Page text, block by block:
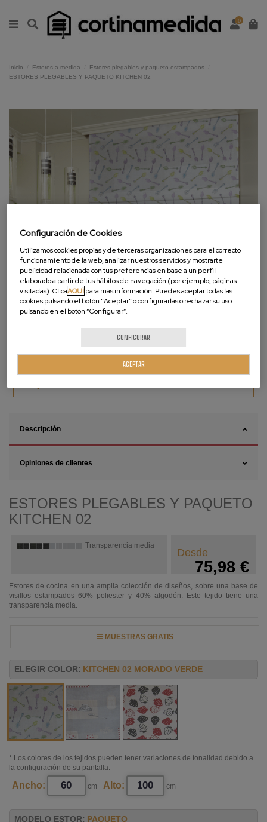
0
Inicio Estores a medida
Estores plegables y paqueto estampados
ESTORES PLEGABLES Y PAQUETO KITCHEN 02
CÓMO INSTALAR CÓMO MEDIR
Descripción
Opiniones de clientes
ESTORES PLEGABLES Y PAQUETO
KITCHEN 02
Transparencia media
Desde
75,98 €
Estores de cocina en una amplia colección de diseños, sobre una base de
visillos estampados 60% poliester y 40% algodón. Este tejido tiene una
transparencia media.
MUESTRAS GRATIS
ELEGIR COLOR: KITCHEN 02 MORADO VERDE
* Los colores de los tejidos pueden tener variaciones de tonalidad debido a
la configuración de su pantalla.
Ancho: cm Alto: cm
MODELO ESTOR: PAQUETO
Configuración de Cookies
Utilizamos cookies propias y de terceras organizaciones para el correcto
funcionamiento de la web, analizar nuestros servicios y mostrarte
publicidad relacionada con tus preferencias en base a un perfil
elaborado a partir de tus hábitos de navegación (por ejemplo, páginas
visitadas). ClicaAQUÍ para más información. Puedes aceptar todas las
cookies pulsando el botón "Aceptar" o configurarlas o rechazar su uso
pulsando en el botón “Configurar”.
CONFIGURAR
ACEPTAR